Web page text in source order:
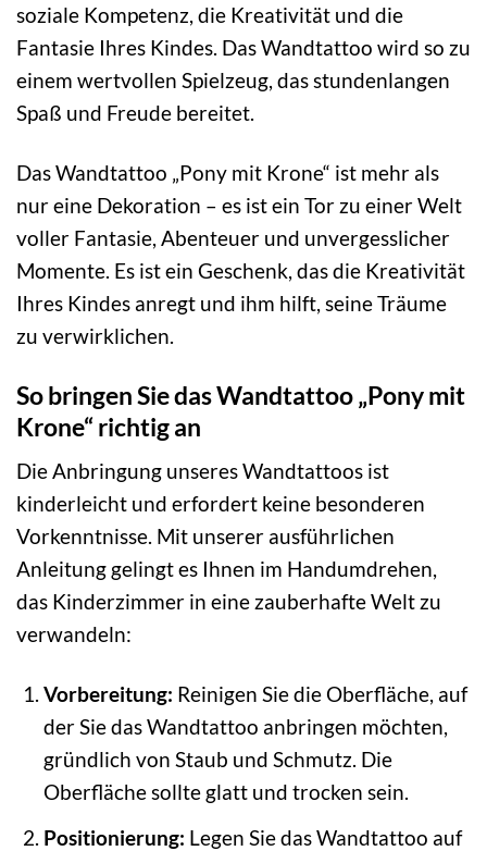
soziale Kompetenz, die Kreativität und die
Fantasie Ihres Kindes. Das Wandtattoo wird so zu
einem wertvollen Spielzeug, das stundenlangen
Spaß und Freude bereitet.
Das Wandtattoo „Pony mit Krone“ ist mehr als
nur eine Dekoration – es ist ein Tor zu einer Welt
voller Fantasie, Abenteuer und unvergesslicher
Momente. Es ist ein Geschenk, das die Kreativität
Ihres Kindes anregt und ihm hilft, seine Träume
zu verwirklichen.
So bringen Sie das Wandtattoo „Pony mit
Krone“ richtig an
Die Anbringung unseres Wandtattoos ist
kinderleicht und erfordert keine besonderen
Vorkenntnisse. Mit unserer ausführlichen
Anleitung gelingt es Ihnen im Handumdrehen,
das Kinderzimmer in eine zauberhafte Welt zu
verwandeln:
Vorbereitung: Reinigen Sie die Oberfläche, auf
der Sie das Wandtattoo anbringen möchten,
gründlich von Staub und Schmutz. Die
Oberfläche sollte glatt und trocken sein.
Positionierung: Legen Sie das Wandtattoo auf